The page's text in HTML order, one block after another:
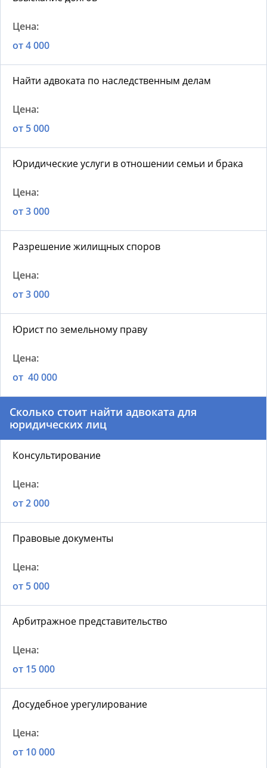
от 4 000
Найти адвоката по наследственным делам
от 5 000
Юридические услуги в отношении семьи и брака
от 3 000
Разрешение жилищных споров
от 3 000
Юрист по земельному праву
от 40 000
Сколько стоит найти адвоката для
юридических лиц
Консультирование
от 2 000
Правовые документы
от 5 000
Арбитражное представительство
от 15 000
Досудебное урегулирование
от 10 000